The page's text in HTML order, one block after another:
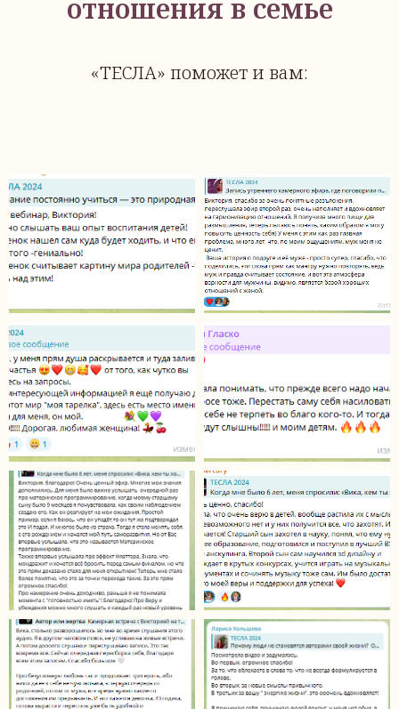
отношения в семье
«ТЕСЛА» поможет и вам: